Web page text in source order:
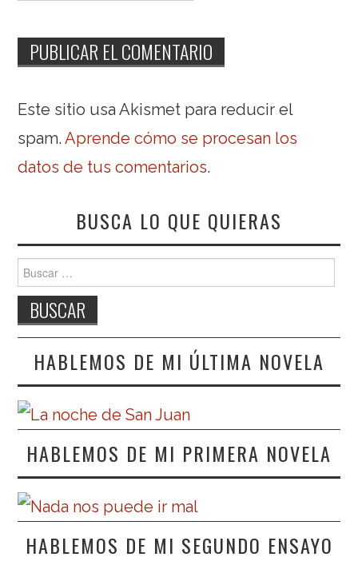
Este sitio usa Akismet para reducir el
spam.Aprende cómo se procesan los
datos de tus comentarios.
BUSCA LO QUE QUIERAS
Buscar:
HABLEMOS DE MI ÚLTIMA NOVELA
HABLEMOS DE MI PRIMERA NOVELA
HABLEMOS DE MI SEGUNDO ENSAYO